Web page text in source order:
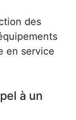
des
en service
à un